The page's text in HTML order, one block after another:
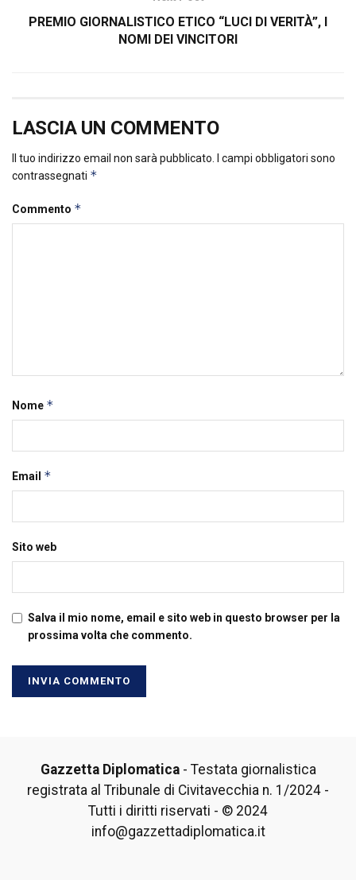
PREMIO GIORNALISTICO ETICO “LUCI DI VERITÀ”, I
NOMI DEI VINCITORI
LASCIA UN COMMENTO
Il tuo indirizzo email non sarà pubblicato.
I campi obbligatori sono
contrassegnati *
Commento *
Nome *
Email *
Sito web
Salva il mio nome, email e sito web in questo browser per la
prossima volta che commento.
Gazzetta Diplomatica- Testata giornalistica
registrata al Tribunale di Civitavecchia n. 1/2024 -
Tutti i diritti riservati - © 2024
info@gazzettadiplomatica.it